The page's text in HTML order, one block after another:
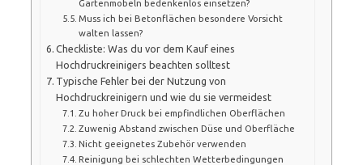
Gartenmöbeln bedenkenlos einsetzen?
Muss ich bei Betonflächen besondere Vorsicht
walten lassen?
Checkliste: Was du vor dem Kauf eines
Hochdruckreinigers beachten solltest
Typische Fehler bei der Nutzung von
Hochdruckreinigern und wie du sie vermeidest
Zu hoher Druck bei empfindlichen Oberflächen
Zuwenig Abstand zwischen Düse und Oberfläche
Nicht geeignetes Zubehör verwenden
Reinigung bei schlechten Wetterbedingungen